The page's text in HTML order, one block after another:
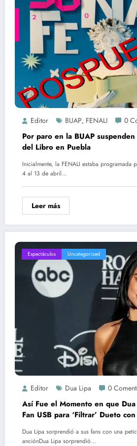
Editor BUAP, FENALI 0
Por paro en la BUAP
del Libro en Puebla
Inicialmente, la FENALI estaba programada
4 al 13 de abril…
Leer más
Espectáculos Uncategorized
Editor Dua Lipa 0
Así Fue el Momento en que
Fan USB para ‘Filtrar’ Dueto
Dua Lipa sorprendió a sus fans con una
anciónDua Lipa sorprendió…